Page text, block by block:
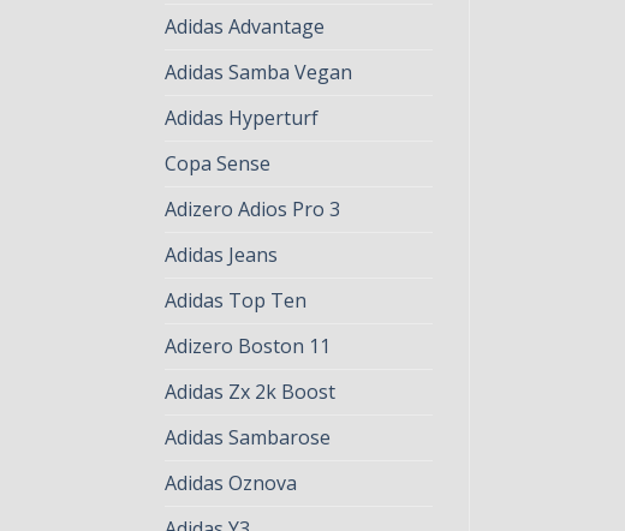
Adidas Advantage
Adidas Samba Vegan
Adidas Hyperturf
Copa Sense
Adizero Adios Pro 3
Adidas Jeans
Adidas Top Ten
Adizero Boston 11
Adidas Zx 2k Boost
Adidas Sambarose
Adidas Oznova